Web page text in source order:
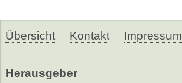
Übersicht Kontakt Impressum
Herausgeber